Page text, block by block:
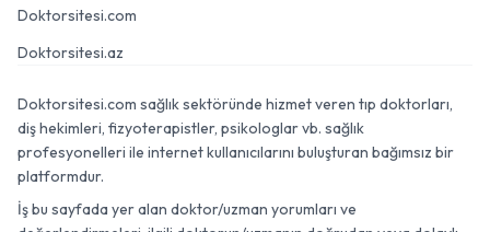
Doktorsitesi.com
Doktorsitesi.az
Doktorsitesi.com sağlık sektöründe hizmet veren tıp doktorları,
diş hekimleri, fizyoterapistler, psikologlar vb. sağlık
profesyonelleri ile internet kullanıcılarını buluşturan bağımsız bir
platformdur.
İş bu sayfada yer alan doktor/uzman yorumları ve